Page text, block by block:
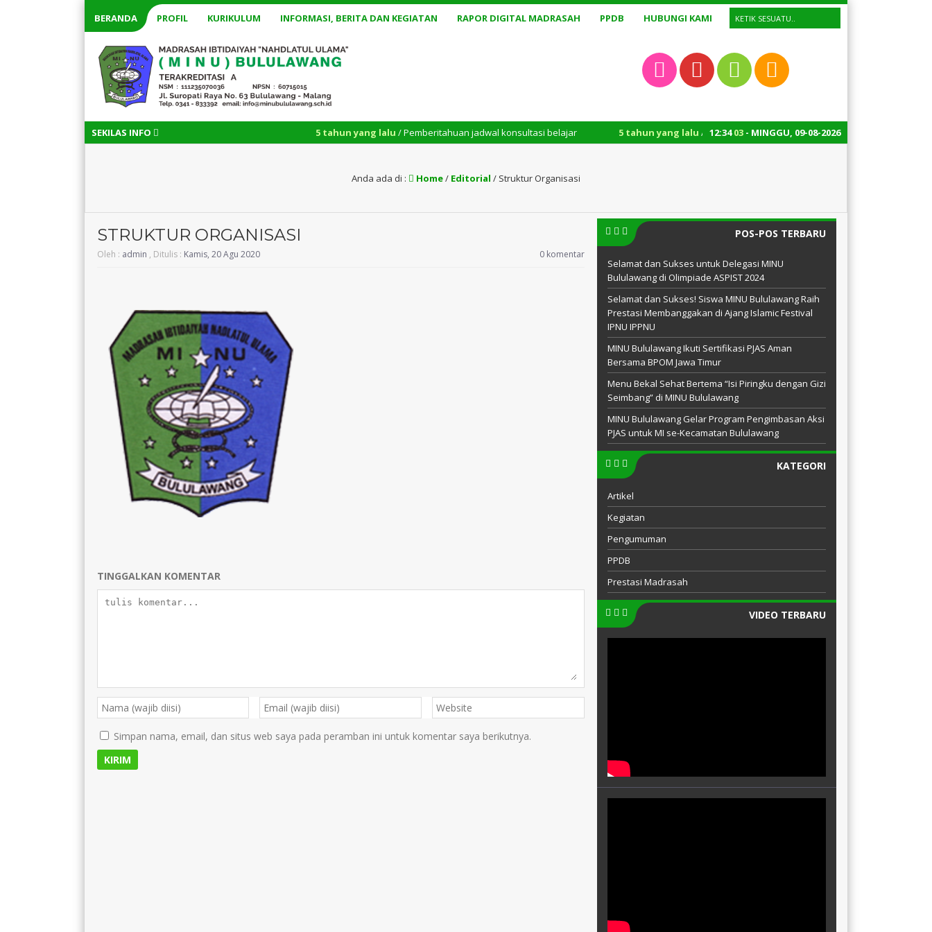
BERANDA PROFIL KURIKULUM INFORMASI, BERITA DAN KEGIATAN RAPOR DIGITAL MADRASAH PPDB HUBUNGI KAMI
SEKILAS INFO 12:34 04 - MINGGU, 09-08-2026
5 tahun yang lalu/ Pemberitahuan jadwal konsultasi belajar 5 tahun yang lalu/ Layanan administrasi madrasah buka hari Senin – Sabtu mulai
Anda ada di : Home/ Editorial / Struktur Organisasi
STRUKTUR ORGANISASI
Oleh : admin , Ditulis : Kamis, 20 Agu 2020 0 komentar
TINGGALKAN KOMENTAR
Simpan nama, email, dan situs web saya pada peramban ini untuk komentar saya berikutnya.
POS-POS TERBARU
Selamat dan Sukses untuk Delegasi MINU
Bululawang di Olimpiade ASPIST 2024
Selamat dan Sukses! Siswa MINU Bululawang Raih
Prestasi Membanggakan di Ajang Islamic Festival
IPNU IPPNU
MINU Bululawang Ikuti Sertifikasi PJAS Aman
Bersama BPOM Jawa Timur
Menu Bekal Sehat Bertema “Isi Piringku dengan Gizi
Seimbang” di MINU Bululawang
MINU Bululawang Gelar Program Pengimbasan Aksi
PJAS untuk MI se-Kecamatan Bululawang
KATEGORI
Artikel
Kegiatan
Pengumuman
PPDB
Prestasi Madrasah
VIDEO TERBARU